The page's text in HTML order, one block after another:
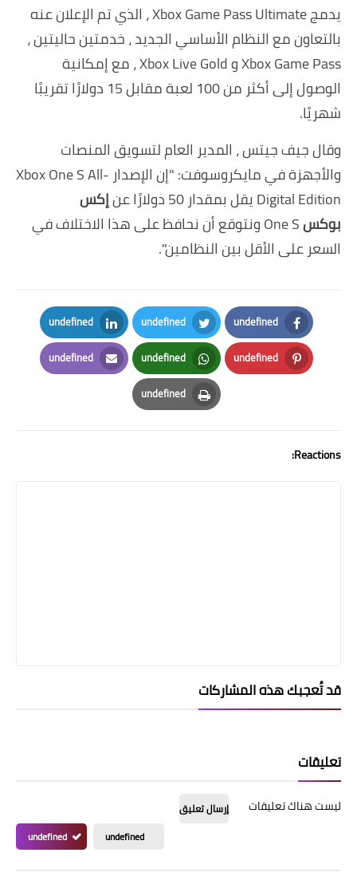
يدمج Xbox Game Pass Ultimate ، الذي تم الإعلان عنه
بالتعاون مع النظام الأساسي الجديد ، خدمتين حاليتين ،
Xbox Game Pass و Xbox Live Gold ، مع إمكانية
الوصول إلى أكثر من 100 لعبة مقابل 15 دولارًا تقريبًا
شهريًا.
وقال جيف جيتس ، المدير العام لتسويق المنصات
والأجهزة فيمايكروسوفت
: "إن الإصدار Xbox One S All-
Digital Edition يقل بمقدار 50 دولارًا عن
إكس
بوكس
One S ونتوقع أن نحافظ على هذا الاختلاف في
السعر على الأقل بين النظامين".
undefined
Facebook
undefined
Twitter
undefined
LinkedIn
undefined
Pinterest
undefined
Whatsapp
undefined
Email
undefined
Print
Reactions:
قد تُعجبك هذه المشاركات
تعليقات
ليست هناك تعليقات
إرسال تعليق
undefined
undefined